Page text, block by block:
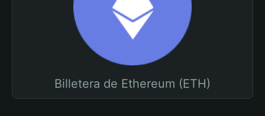
Billetera de Ethereum (ETH)